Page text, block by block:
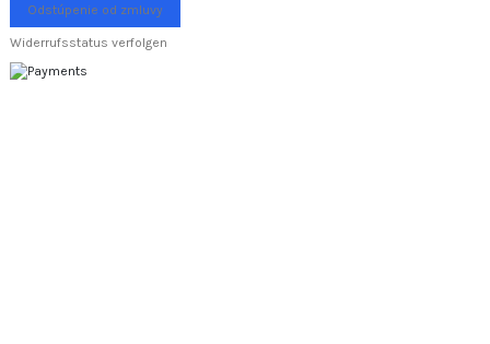
Odstúpenie od zmluvy
Widerrufsstatus verfolgen